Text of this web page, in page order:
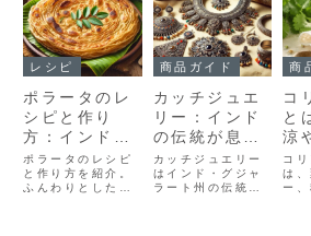
レシピ
ポラータのレ
シピと作り
方：インドの
美味しいフラ
ットブレッド
を自宅で楽し
ポラータのレシピ
と作り方を紹介。
ふんわりとした層
商品ガイド
カッチジュエ
リー：インド
の伝統が息づ
く美しいアク
セサリー
カッチジュエリー
はインド・グジャ
ラート州の伝統が
商
コ
と
涼
つ
パ
コ
は、
ー